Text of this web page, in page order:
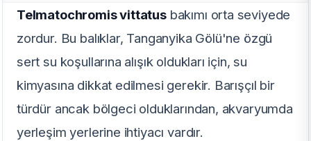
Telmatochromis vittatusbakımı orta seviyede
zordur. Bu balıklar, Tanganyika Gölü'ne özgü
sert su koşullarına alışık oldukları için, su
kimyasına dikkat edilmesi gerekir. Barışçıl bir
türdür ancak bölgeci olduklarından, akvaryumda
yerleşim yerlerine ihtiyacı vardır.